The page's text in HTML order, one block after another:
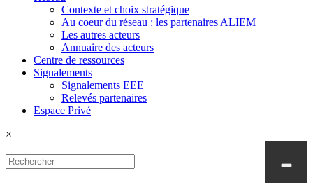
Contexte et choix stratégique
Au coeur du réseau : les partenaires ALIEM
Les autres acteurs
Annuaire des acteurs
Centre de ressources
Signalements
Signalements EEE
Relevés partenaires
Espace Privé
×